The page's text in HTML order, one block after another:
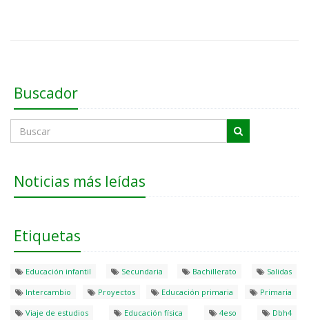
Buscador
Noticias más leídas
Etiquetas
Educación infantil Secundaria Bachillerato
Salidas
Intercambio
Proyectos Educación primaria
Primaria
Viaje de estudios
Educación física 4eso
Dbh4